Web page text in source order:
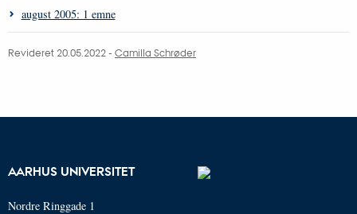
august 2005: 1 emne
Revideret 20.05.2022 - Camilla Schrøder
AARHUS UNIVERSITET
Nordre Ringgade 1